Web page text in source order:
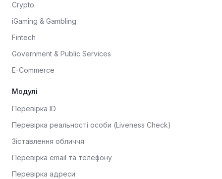
Crypto
iGaming & Gambling
Fintech
Government & Public Services
E-Commerce
Модулі
Перевірка ID
Перевірка реальності особи (Liveness Check)
Зіставлення обличчя
Перевірка email та телефону
Перевірка адреси